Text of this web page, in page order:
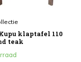
klaptafel 110
teak